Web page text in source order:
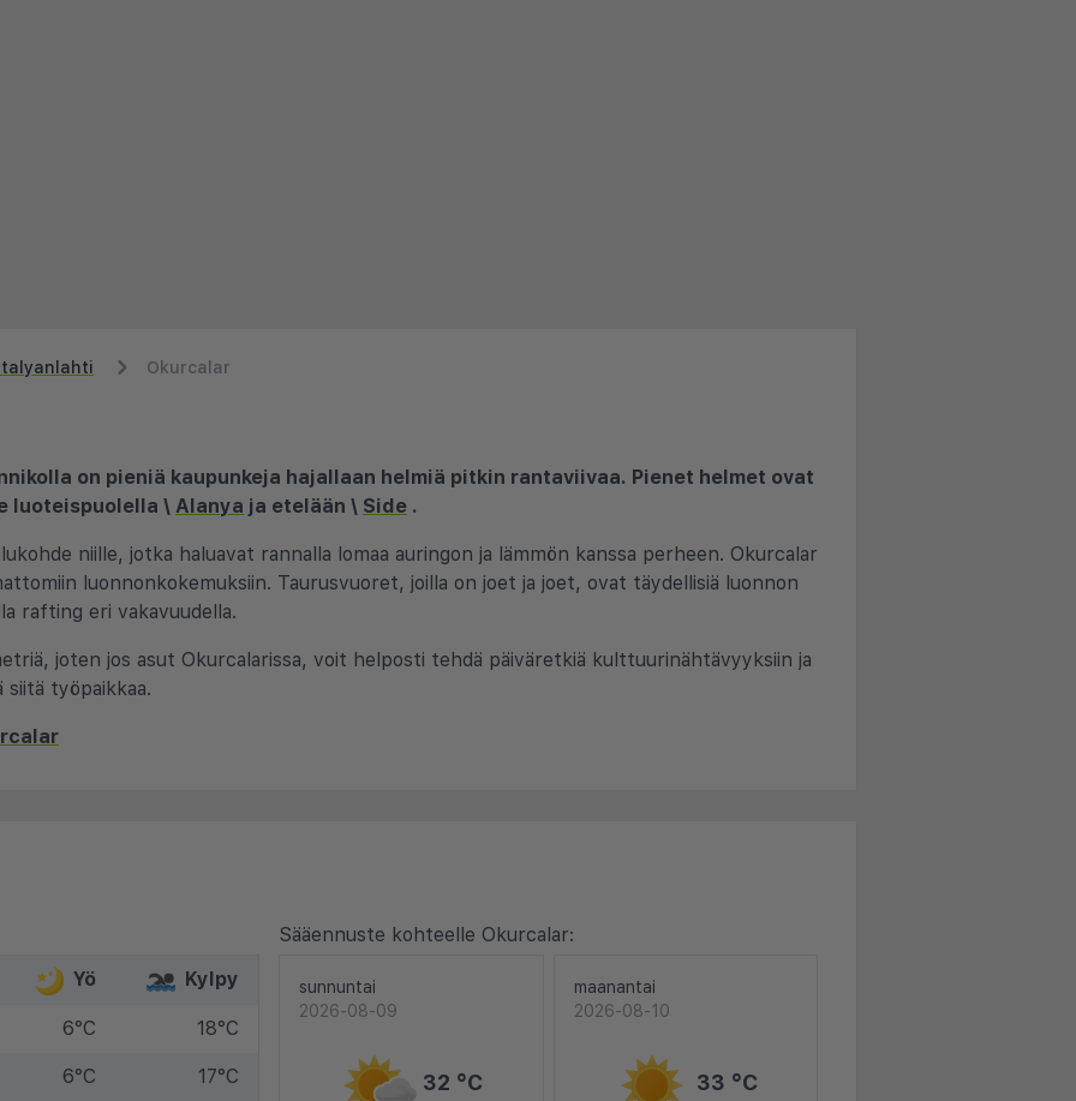
Okurcalar
on pieniä kaupunkeja hajallaan helmiä pitkin rantaviivaa. Pienet helmet ovat
luoteispuolella \ Alanya ja etelään \ Side .
niille, jotka haluavat rannalla lomaa auringon ja lämmön kanssa perheen. Okurcalar
luonnonkokemuksiin. Taurusvuoret, joilla on joet ja joet, ovat täydellisiä luonnon
rafting eri vakavuudella.
joten jos asut Okurcalarissa, voit helposti tehdä päiväretkiä kulttuurinähtävyyksiin ja
työpaikkaa.
Yö Kylpy
6°C 18°C
6°C 17°C
Sääennuste kohteelle Okurcalar:
sunnuntai
2026-08-09
32 °C
maanantai
2026-08-10
33 °C